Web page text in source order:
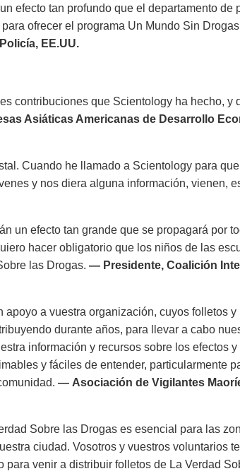
efecto tan profundo que el departamento de
ofrecer el programa Un Mundo Sin
EE.UU.
contribuciones que Scientology ha hecho, y
Asiáticas Americanas de Desarrollo
Cuando he llamado a Scientology para
y nos diera alguna información, vienen,
un efecto tan grande que se propagará por
hacer obligatorio que los niños de las
las Drogas. — Presidente, Coalición
apoyo a vuestra organización, cuyos folletos
durante años, para llevar a cabo
información y recursos sobre los efectos
y fáciles de entender, particularmente
— Asociación de Vigilantes
Sobre las Drogas es esencial para las
ciudad. Vosotros y vuestros voluntarios
para venir a distribuir folletos de La Verdad